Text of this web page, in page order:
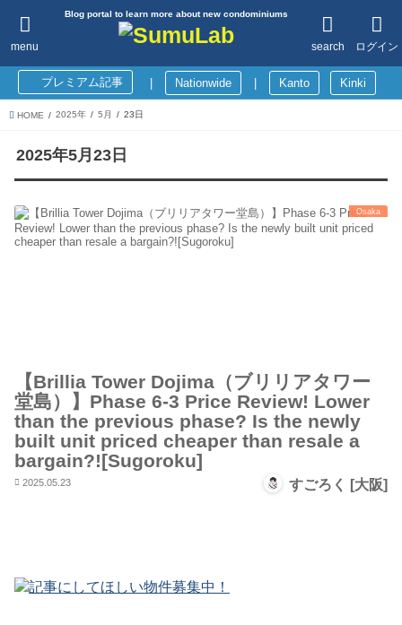
Blog portal to learn more about new condominiums
ログイン
search
menu
プレミアム記事 Nationwide Kanto Kinki
HOME 2025年 5月 23日
2025年5月23日
Osaka
【Brillia Tower Dojima（ブリリアタワー
堂島）】Phase 6-3 Price Review! Lower
than the previous phase? Is the newly
built unit priced cheaper than resale a
bargain?![Sugoroku]
2025.05.23 すごろく [大阪]